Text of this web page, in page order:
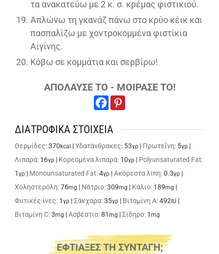
τα ανακατεύω με 2 κ. σ. κρέμας φιστικιού.
Απλώνω τη γκανάζ πάνω στο κρύο κέικ και
πασπαλίζω με χοντροκομμένα φιστίκια
Αιγίνης.
Κόβω σε κομμάτια και σερβίρω!
ΑΠΟΛΑΥΣΕ ΤΟ - ΜΟΙΡΑΣΕ ΤΟ!
ΔΙΑΤΡΟΦΙΚΑ ΣΤΟΙΧΕΙΑ
Θερμίδες:370kcal |Υδατάνθρακες: 53γρ | Πρωτεΐνη: 5γρ |
Λιπαρά: 16γρ | Κορεσμένα λιπαρά: 10γρ | Polyunsaturated Fat:
1 γρ | Monounsaturated Fat:4γρ |Ακόρεστα λίπη:0.3γρ |
Χοληστερόλη:76mg | Νάτριο:309mg | Κάλιο: 189mg |
Φυτικές ίνες: 1 γρ |Σάκχαρα:35γρ | Βιταμίνη A:492IU |
Βιταμίνη C:3mg |Ασβέστιο:81 mg |Σίδηρο: 1 mg
ΕΦΤΙΑΞΕΣ ΤΗ ΣΥΝΤΑΓΗ;